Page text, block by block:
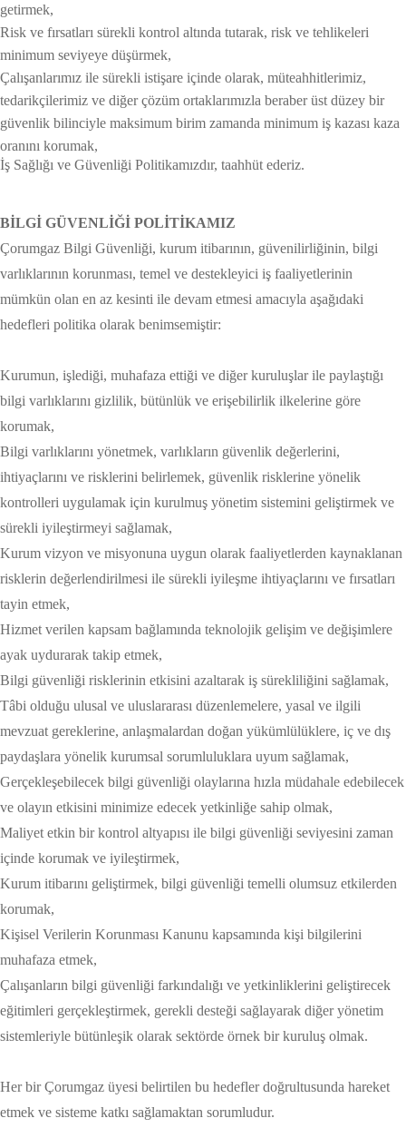
getirmek,
Risk ve fırsatları sürekli kontrol altında tutarak, risk ve tehlikeleri
minimum seviyeye düşürmek,
Çalışanlarımız ile sürekli istişare içinde olarak, müteahhitlerimiz,
tedarikçilerimiz ve diğer çözüm ortaklarımızla beraber üst düzey bir
güvenlik bilinciyle maksimum birim zamanda minimum iş kazası kaza
oranını korumak,
İş Sağlığı ve Güvenliği Politikamızdır, taahhüt ederiz.
BİLGİ GÜVENLİĞİ POLİTİKAMIZ
Çorumgaz Bilgi Güvenliği, kurum itibarının, güvenilirliğinin, bilgi
varlıklarının korunması, temel ve destekleyici iş faaliyetlerinin
mümkün olan en az kesinti ile devam etmesi amacıyla aşağıdaki
hedefleri politika olarak benimsemiştir:
Kurumun, işlediği, muhafaza ettiği ve diğer kuruluşlar ile paylaştığı
bilgi varlıklarını gizlilik, bütünlük ve erişebilirlik ilkelerine göre
korumak,
Bilgi varlıklarını yönetmek, varlıkların güvenlik değerlerini,
ihtiyaçlarını ve risklerini belirlemek, güvenlik risklerine yönelik
kontrolleri uygulamak için kurulmuş yönetim sistemini geliştirmek ve
sürekli iyileştirmeyi sağlamak,
Kurum vizyon ve misyonuna uygun olarak faaliyetlerden kaynaklanan
risklerin değerlendirilmesi ile sürekli iyileşme ihtiyaçlarını ve fırsatları
tayin etmek,
Hizmet verilen kapsam bağlamında teknolojik gelişim ve değişimlere
ayak uydurarak takip etmek,
Bilgi güvenliği risklerinin etkisini azaltarak iş sürekliliğini sağlamak,
Tâbi olduğu ulusal ve uluslararası düzenlemelere, yasal ve ilgili
mevzuat gereklerine, anlaşmalardan doğan yükümlülüklere, iç ve dış
paydaşlara yönelik kurumsal sorumluluklara uyum sağlamak,
Gerçekleşebilecek bilgi güvenliği olaylarına hızla müdahale edebilecek
ve olayın etkisini minimize edecek yetkinliğe sahip olmak,
Maliyet etkin bir kontrol altyapısı ile bilgi güvenliği seviyesini zaman
içinde korumak ve iyileştirmek,
Kurum itibarını geliştirmek, bilgi güvenliği temelli olumsuz etkilerden
korumak,
Kişisel Verilerin Korunması Kanunu kapsamında kişi bilgilerini
muhafaza etmek,
Çalışanların bilgi güvenliği farkındalığı ve yetkinliklerini geliştirecek
eğitimleri gerçekleştirmek, gerekli desteği sağlayarak diğer yönetim
sistemleriyle bütünleşik olarak sektörde örnek bir kuruluş olmak.
Her bir Çorumgaz üyesi belirtilen bu hedefler doğrultusunda hareket
etmek ve sisteme katkı sağlamaktan sorumludur.